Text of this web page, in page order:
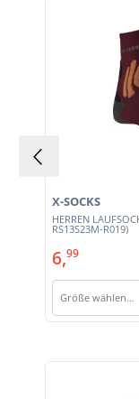
HERREN
RS13S23M-R019)
X-SOCKS
6,99
Größe wählen…